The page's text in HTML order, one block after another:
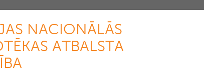
NACIONĀLĀS
ATBALSTA